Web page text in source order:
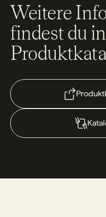
Weitere
findest du